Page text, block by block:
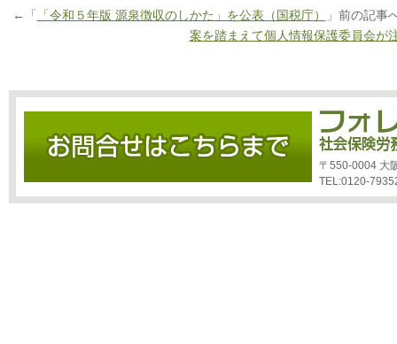
←「 「令和５年版 源泉徴収のしかた」を公表（国税庁）
」前の記
案を踏まえて個人情報保護委員会が
〒550-0004 大
TEL:0120-